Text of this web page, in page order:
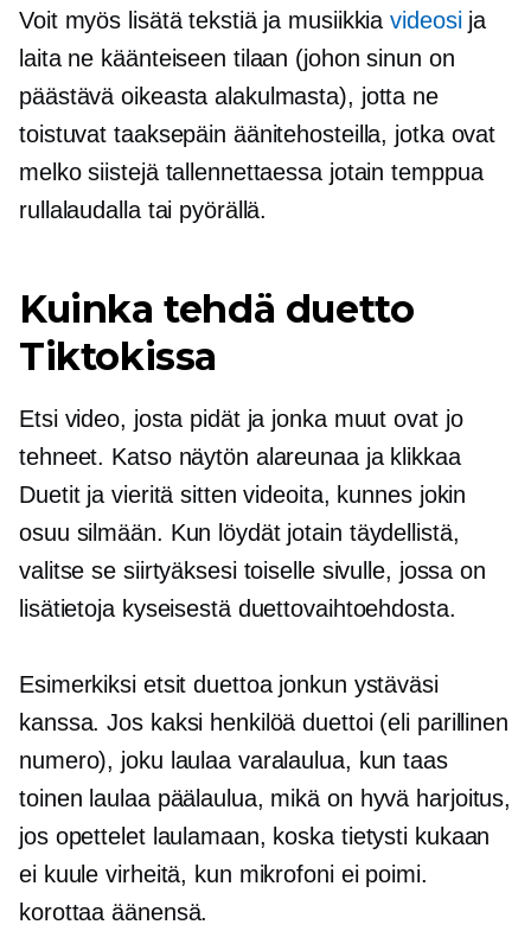
Voit myös lisätä tekstiä ja musiikkiavideosija
laita ne käänteiseen tilaan (johon sinun on
päästävä oikeasta alakulmasta), jotta ne
toistuvat taaksepäin äänitehosteilla, jotka ovat
melko siistejä tallennettaessa jotain temppua
rullalaudalla tai pyörällä.
Kuinka tehdä duetto
Tiktokissa
Etsi video, josta pidät ja jonka muut ovat jo
tehneet. Katso näytön alareunaa ja klikkaa
Duetit ja vieritä sitten videoita, kunnes jokin
osuu silmään. Kun löydät jotain täydellistä,
valitse se siirtyäksesi toiselle sivulle, jossa on
lisätietoja kyseisestä duettovaihtoehdosta.
Esimerkiksi etsit duettoa jonkun ystäväsi
kanssa. Jos kaksi henkilöä duettoi (eli parillinen
numero), joku laulaa varalaulua, kun taas
toinen laulaa päälaulua, mikä on hyvä harjoitus,
jos opettelet laulamaan, koska tietysti kukaan
ei kuule virheitä, kun mikrofoni ei poimi.
korottaa äänensä.